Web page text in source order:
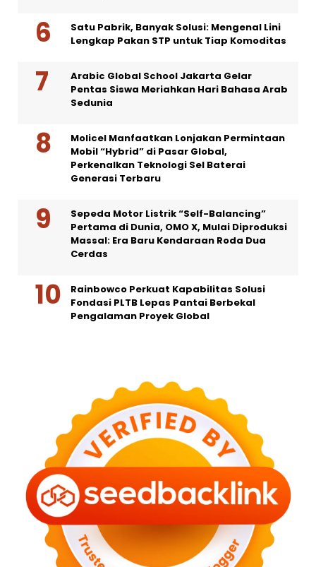
Satu Pabrik, Banyak Solusi: Mengenal Lini
Lengkap Pakan STP untuk Tiap Komoditas
Arabic Global School Jakarta Gelar
Pentas Siswa Meriahkan Hari Bahasa Arab
Sedunia
Molicel Manfaatkan Lonjakan Permintaan
Mobil “Hybrid” di Pasar Global,
Perkenalkan Teknologi Sel Baterai
Generasi Terbaru
Sepeda Motor Listrik “Self-Balancing”
Pertama di Dunia, OMO X, Mulai Diproduksi
Massal: Era Baru Kendaraan Roda Dua
Cerdas
Rainbowco Perkuat Kapabilitas Solusi
Fondasi PLTB Lepas Pantai Berbekal
Pengalaman Proyek Global